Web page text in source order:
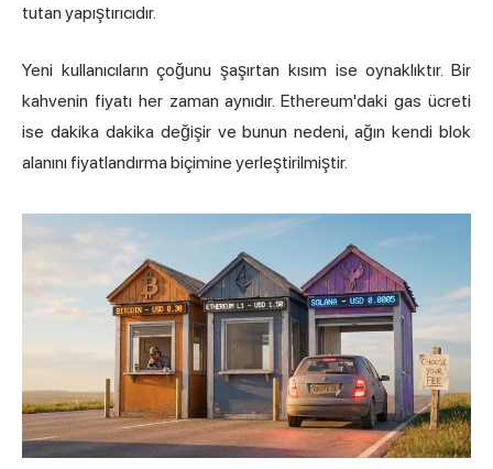
tutan yapıştırıcıdır.
Yeni kullanıcıların çoğunu şaşırtan kısım ise oynaklıktır. Bir
kahvenin fiyatı her zaman aynıdır. Ethereum'daki gas ücreti
ise dakika dakika değişir ve bunun nedeni, ağın kendi blok
alanını fiyatlandırma biçimine yerleştirilmiştir.